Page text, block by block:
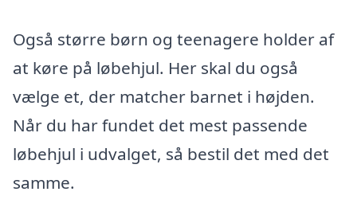
Også større børn og teenagere holder af
at køre på løbehjul. Her skal du også
vælge et, der matcher barnet i højden.
Når du har fundet det mest passende
løbehjul i udvalget, så bestil det med det
samme.